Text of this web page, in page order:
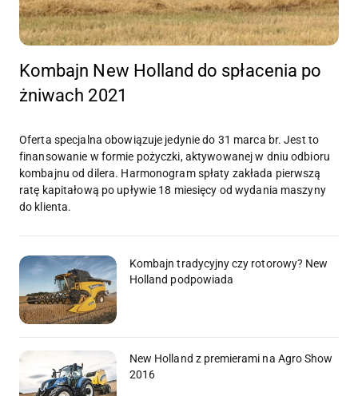
Kombajn New Holland do spłacenia po
żniwach 2021
Oferta specjalna obowiązuje jedynie do 31 marca br. Jest to
finansowanie w formie pożyczki, aktywowanej w dniu odbioru
kombajnu od dilera. Harmonogram spłaty zakłada pierwszą
ratę kapitałową po upływie 18 miesięcy od wydania maszyny
do klienta.
Kombajn tradycyjny czy rotorowy? New
Holland podpowiada
New Holland z premierami na Agro Show
2016